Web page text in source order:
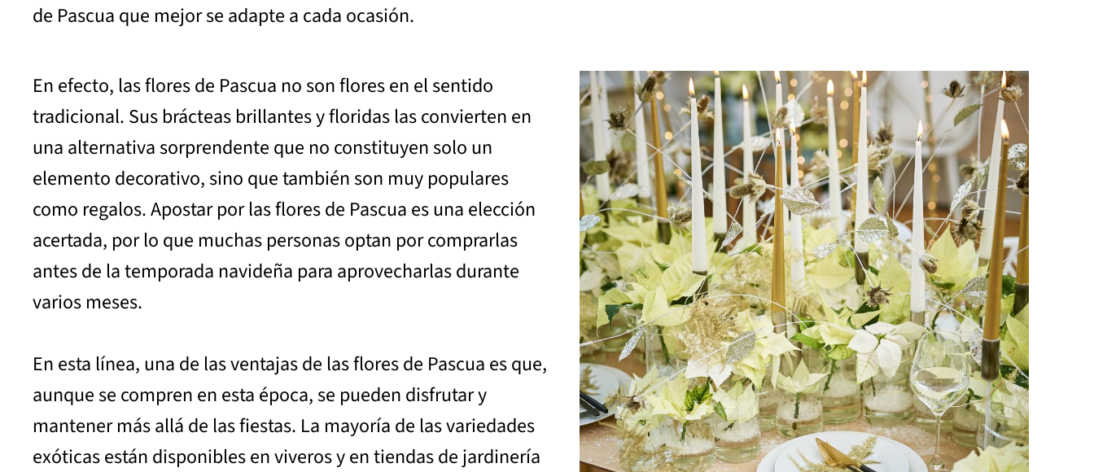
de Pascua que mejor se adapte a cada ocasión.
En efecto, las flores de Pascua no son flores en el sentido
tradicional. Sus brácteas brillantes y floridas las convierten en
una alternativa sorprendente que no constituyen solo un
elemento decorativo, sino que también son muy populares
como regalos. Apostar por las flores de Pascua es una elección
acertada, por lo que muchas personas optan por comprarlas
antes de la temporada navideña para aprovecharlas durante
varios meses.
En esta línea, una de las ventajas de las flores de Pascua es que,
aunque se compren en esta época, se pueden disfrutar y
mantener más allá de las fiestas. La mayoría de las variedades
exóticas están disponibles en viveros y en tiendas de jardinería